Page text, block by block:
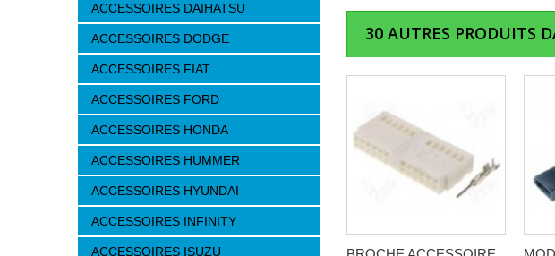
ACCESSOIRES DAIHATSU
ACCESSOIRES DODGE
ACCESSOIRES FIAT
ACCESSOIRES FORD
ACCESSOIRES HONDA
ACCESSOIRES HUMMER
ACCESSOIRES HYUNDAI
ACCESSOIRES INFINITY
ACCESSOIRES ISUZU
30 AUTRES PRODUITS